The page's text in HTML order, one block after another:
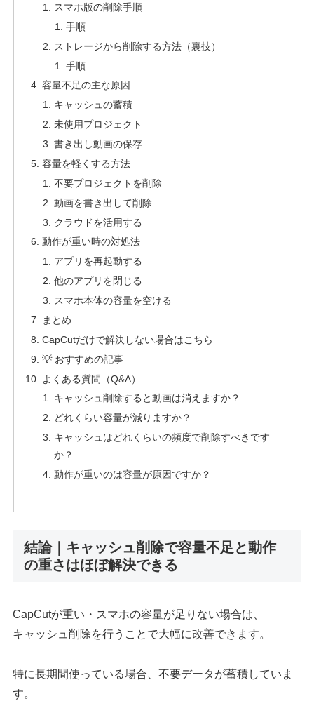
スマホ版の削除手順
手順
ストレージから削除する方法（裏技）
手順
容量不足の主な原因
キャッシュの蓄積
未使用プロジェクト
書き出し動画の保存
容量を軽くする方法
不要プロジェクトを削除
動画を書き出して削除
クラウドを活用する
動作が重い時の対処法
アプリを再起動する
他のアプリを閉じる
スマホ本体の容量を空ける
まとめ
CapCutだけで解決しない場合はこちら
💡 おすすめの記事
よくある質問（Q&A）
キャッシュ削除すると動画は消えますか？
どれくらい容量が減りますか？
キャッシュはどれくらいの頻度で削除すべきです
か？
動作が重いのは容量が原因ですか？
結論｜キャッシュ削除で容量不足と動作
の重さはほぼ解決できる
CapCutが重い・スマホの容量が足りない場合は、
キャッシュ削除を行うことで大幅に改善できます。
特に長期間使っている場合、不要データが蓄積していま
す。